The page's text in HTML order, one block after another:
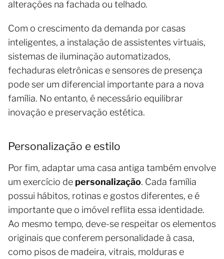
alterações na fachada ou telhado.
Com o crescimento da demanda por casas
inteligentes, a instalação de assistentes virtuais,
sistemas de iluminação automatizados,
fechaduras eletrônicas e sensores de presença
pode ser um diferencial importante para a nova
família. No entanto, é necessário equilibrar
inovação e preservação estética.
Personalização e estilo
Por fim, adaptar uma casa antiga também envolve
um exercício de personalização. Cada família
possui hábitos, rotinas e gostos diferentes, e é
importante que o imóvel reflita essa identidade.
Ao mesmo tempo, deve-se respeitar os elementos
originais que conferem personalidade à casa,
como pisos de madeira, vitrais, molduras e